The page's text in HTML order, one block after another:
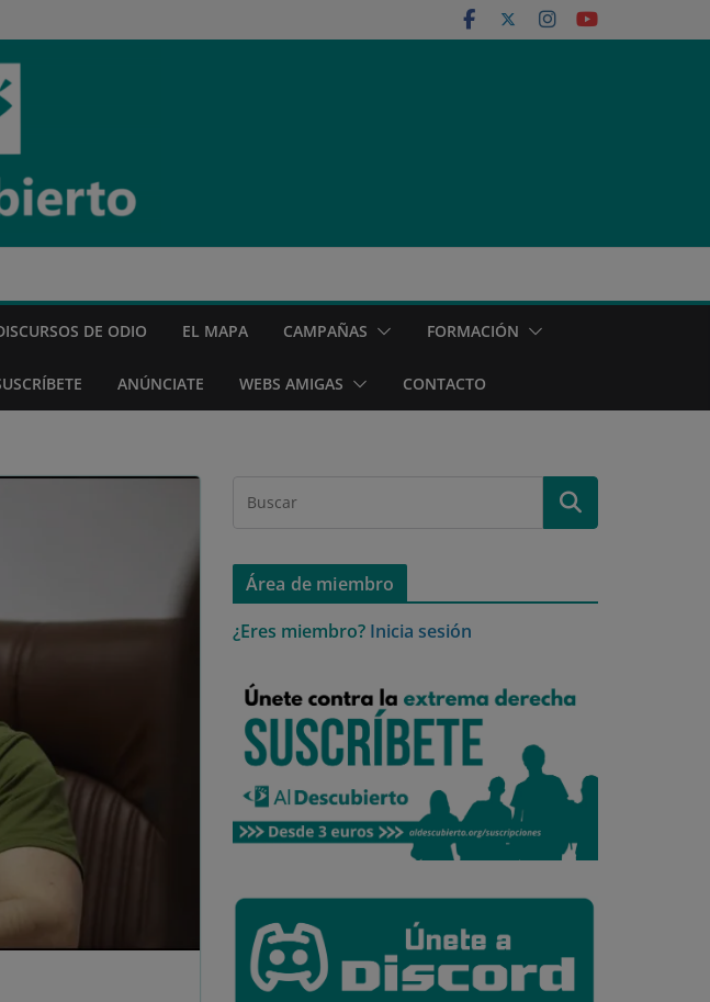
DE ODIO EL MAPA CAMPAÑAS FORMACIÓN
ANÚNCIATE WEBS AMIGAS CONTACTO
Área de miembro
¿Eres miembro? Inicia sesión